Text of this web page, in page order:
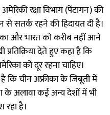
अमेरिकी रक्षा विभाग (पेंटागन) की
से सतर्क रहने की हिदायत दी है।
और भारत को करीब नहीं आने
प्रतिक्रिया देते हुए कहा है कि
को दूर रहना चाहिए।
है कि चीन अफ्रीका के जिबूती में
के अलावा कई अन्य देशों में भी
है।